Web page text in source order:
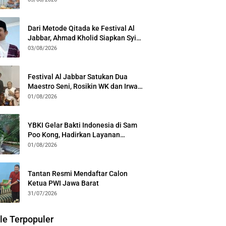
Dari Metode Qitada ke Festival Al
Jabbar, Ahmad Kholid Siapkan Syiar
Al-Qur’an Lewat Nada
03/08/2026
Festival Al Jabbar Satukan Dua
Maestro Seni, Rosikin WK dan Irwan
Guntari Garap Pertunjukan Kolosal
01/08/2026
YBKI Gelar Bakti Indonesia di Sam
Poo Kong, Hadirkan Layanan
Kesehatan Gratis dan Dialog
01/08/2026
Tantan Resmi Mendaftar Calon
Ketua PWI Jawa Barat
31/07/2026
Terpopuler